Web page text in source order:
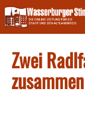
Skip
to
content
Zwei
zusammen